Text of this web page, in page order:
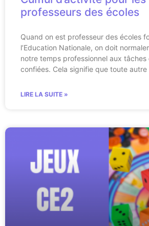
professeurs des écoles
Quand on est professeur des écoles
l’Education Nationale, on doit
notre temps professionnel aux
confiées. Cela signifie que toute autre
LIRE LA SUITE »